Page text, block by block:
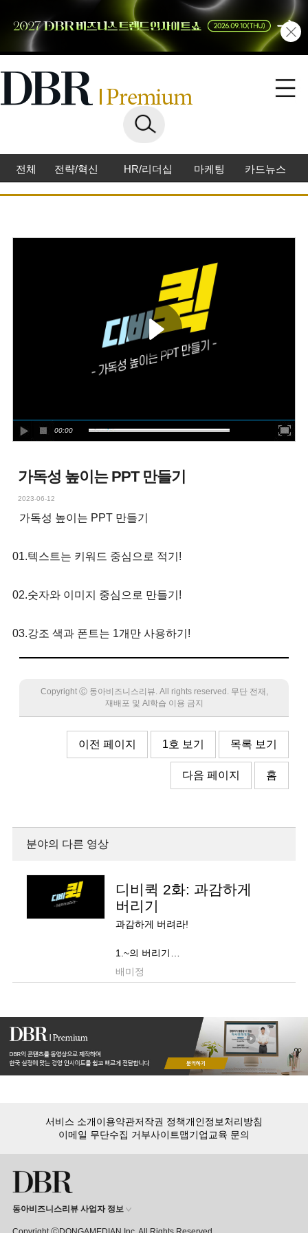
전체 전략/혁신 HR/리더십 마케팅 카드뉴스
00:00
가독성 높이는 PPT 만들기
2023-06-12
가독성 높이는 PPT 만들기
01.텍스트는 키워드 중심으로 적기!
02.숫자와 이미지 중심으로 만들기!
03.강조 색과 폰트는 1개만 사용하기!
Copyright Ⓒ 동아비즈니스리뷰. All rights reserved. 무단 전재,
재배포 및 AI학습 이용 금지
이전 페이지 1호 보기 목록 보기
다음 페이지 홈
분야의 다른 영상
디비퀵 2화: 과감하게
버리기
과감하게 버려라!
1.~의 버리기
2.~것 버리기
배미정
서비스 소개이용약관저작권 정책개인정보처리방침
이메일 무단수집 거부사이트맵기업교육 문의
동아비즈니스리뷰 사업자 정보